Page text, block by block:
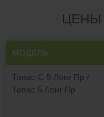
ЦЕНЫ
МОДЕЛЬ
Топас-С 5 Лонг Пр /
Топас 5 Лонг Пр